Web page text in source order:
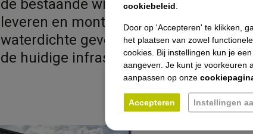
de bestaande winkel, het maken van
leveren en monteren van een
waterdichte gevels en een waterdicht
de huidige infrastructuur rondom het
cookiebeleid
Door op 'Accepteren' te klikken,
het plaatsen van zowel
cookies. Bij instellingen kun je
aangeven. Je kunt je voorkeuren
aanpassen op onze
Accepteren Instellingen
Nieuws
Contact